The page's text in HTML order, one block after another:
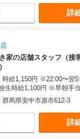
詳
家の店舗スタッフ（接
時給1,150円 ※22:00〜翌
生時給1,100円 ※早朝手
円
群馬県安中市原市612-3
詳